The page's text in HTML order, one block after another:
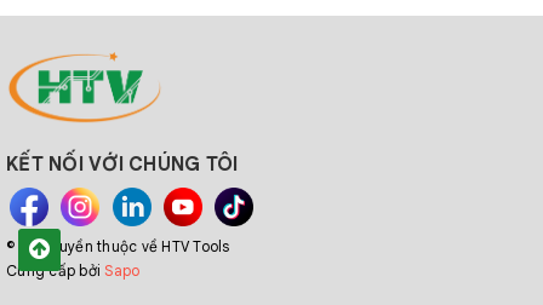
KẾT NỐI VỚI CHÚNG TÔI
© Bản quyền thuộc về HTV Tools
Cung cấp bởiSapo